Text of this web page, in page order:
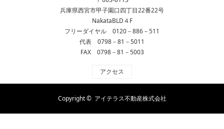
兵庫県西宮市甲子園口四丁目22番22号
NakataBLD４F
フリーダイヤル 0120－886－511
代表 0798－81－5011
FAX 0798－81－5003
アクセス
Copyright © アイテラス不動産株式会社